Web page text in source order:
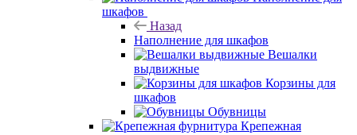
шкафов
Назад
Наполнение для шкафов
Вешалки
выдвижные
Корзины для
шкафов
Обувницы
Крепежная